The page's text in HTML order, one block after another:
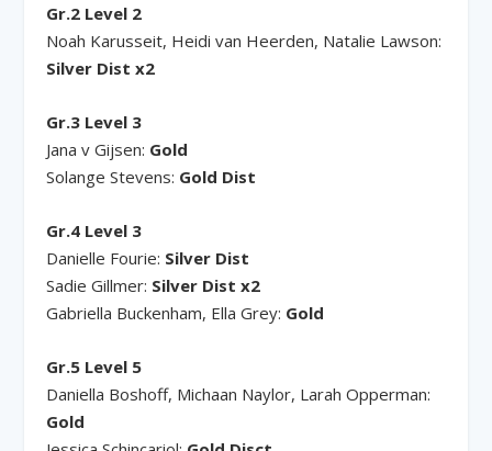
Gr.2 Level 2
Noah Karusseit, Heidi van Heerden, Natalie Lawson:
Silver Dist x2
Gr.3 Level 3
Jana v Gijsen: Gold
Solange Stevens: Gold Dist
Gr.4 Level 3
Danielle Fourie: Silver Dist
Sadie Gillmer: Silver Dist x2
Gabriella Buckenham, Ella Grey: Gold
Gr.5 Level 5
Daniella Boshoff, Michaan Naylor, Larah Opperman:
Gold